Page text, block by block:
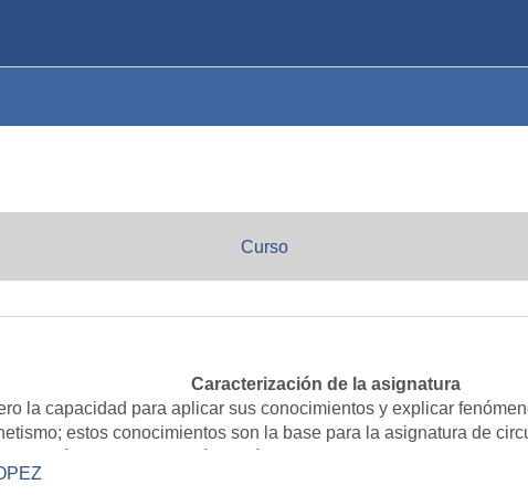
Curso
Caracterización de la asignatura
la capacidad para aplicar sus conocimientos y explicar
estos conocimientos son la base para la asignatura de
en los fundamentos de la electricidad y el magnetismo